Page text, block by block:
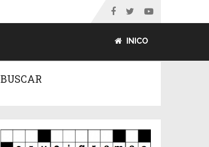
INICO
BUSCAR